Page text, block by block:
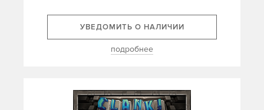
УВЕДОМИТЬ О НАЛИЧИИ
подробнее